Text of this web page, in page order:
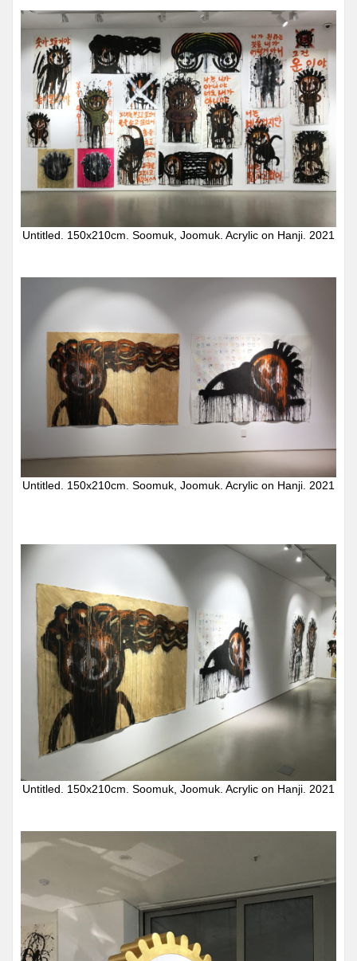
Untitled. 150x210cm. Soomuk, Joomuk. Acrylic on Hanji. 2021
Untitled. 150x210cm. Soomuk, Joomuk. Acrylic on Hanji. 2021
Untitled. 150x210cm. Soomuk, Joomuk. Acrylic on Hanji. 2021